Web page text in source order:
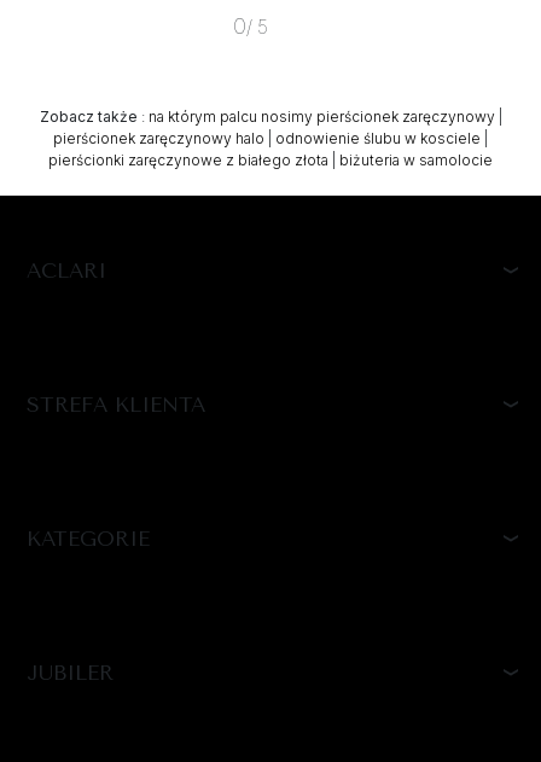
0/ 5
Zobacz także : na którym palcu nosimy pierścionek zaręczynowy|
pierścionek zaręczynowy halo
odnowienie ślubu w kosciele
pierścionki zaręczynowe z białego złota
biżuteria w samolocie
ACLARI
STREFA KLIENTA
KATEGORIE
JUBILER